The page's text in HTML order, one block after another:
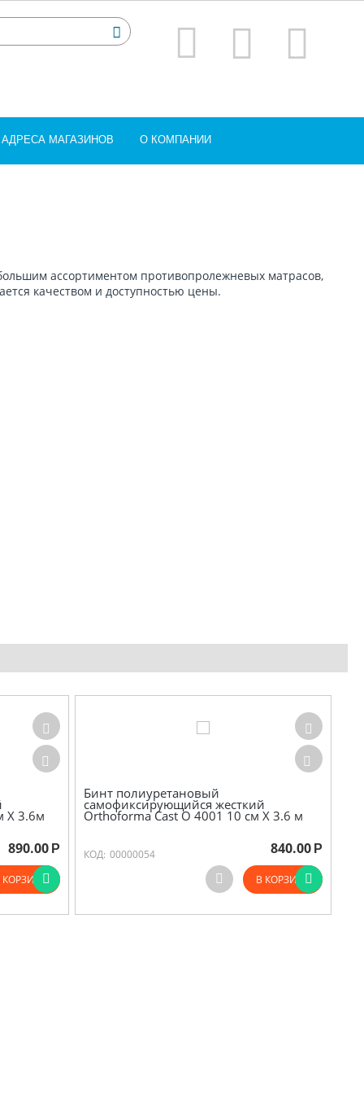
АДРЕСА МАГАЗИНОВ О КОМПАНИИ
ассортиментом противопролежневых матрасов,
качеством и доступностью цены.
Х 3.6м
890.00 Р
КОРЗИНУ
Бинт полиуретановый
самофиксирующийся жесткий
Orthoforma Cast O 4001 10 см Х 3.6 м
КОД: 00000054 840.00 Р
В КОРЗИНУ